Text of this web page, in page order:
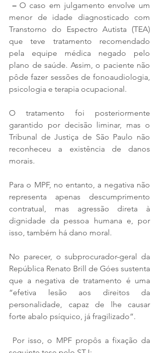
– O caso em julgamento envolve um
menor de idade diagnosticado com
Transtorno do Espectro Autista (TEA)
que teve tratamento recomendado
pela equipe médica negado pelo
plano de saúde. Assim, o paciente não
pôde fazer sessões de fonoaudiologia,
psicologia e terapia ocupacional.
O tratamento foi posteriormente
garantido por decisão liminar, mas o
Tribunal de Justiça de São Paulo não
reconheceu a existência de danos
morais.
Para o MPF, no entanto, a negativa não
representa apenas descumprimento
contratual, mas agressão direta à
dignidade da pessoa humana e, por
isso, também há dano moral.
No parecer, o subprocurador-geral da
República Renato Brill de Góes sustenta
que a negativa de tratamento é uma
“efetiva lesão aos direitos da
personalidade, capaz de lhe causar
forte abalo psíquico, já fragilizado”.